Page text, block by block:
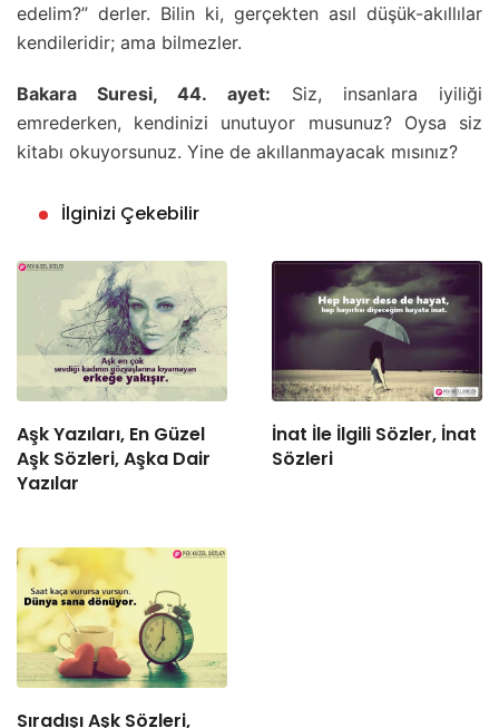
edelim?” derler. Bilin ki, gerçekten asıl düşük-akıllılar
kendileridir; ama bilmezler.
Bakara Suresi, 44. ayet: Siz, insanlara iyiliği
emrederken, kendinizi unutuyor musunuz? Oysa siz
kitabı okuyorsunuz. Yine de akıllanmayacak mısınız?
İlginizi Çekebilir
Aşk Yazıları, En Güzel
Aşk Sözleri, Aşka Dair
Yazılar
İnat İle İlgili Sözler, İnat
Sözleri
Sıradışı Aşk Sözleri,